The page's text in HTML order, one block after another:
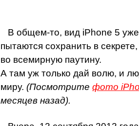
В общем-то, вид iPhone 5
пытаются сохранить в
во всемирную паутину.
А там уж только дай волю, и
миру. (Посмотрите фото
месяцев назад).